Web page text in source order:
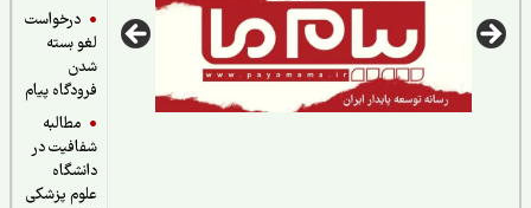
درخواست
لغو بسته
فرودگاه پیام
مطالبه
شفافیت در
دانشگاه
علوم پزشکی